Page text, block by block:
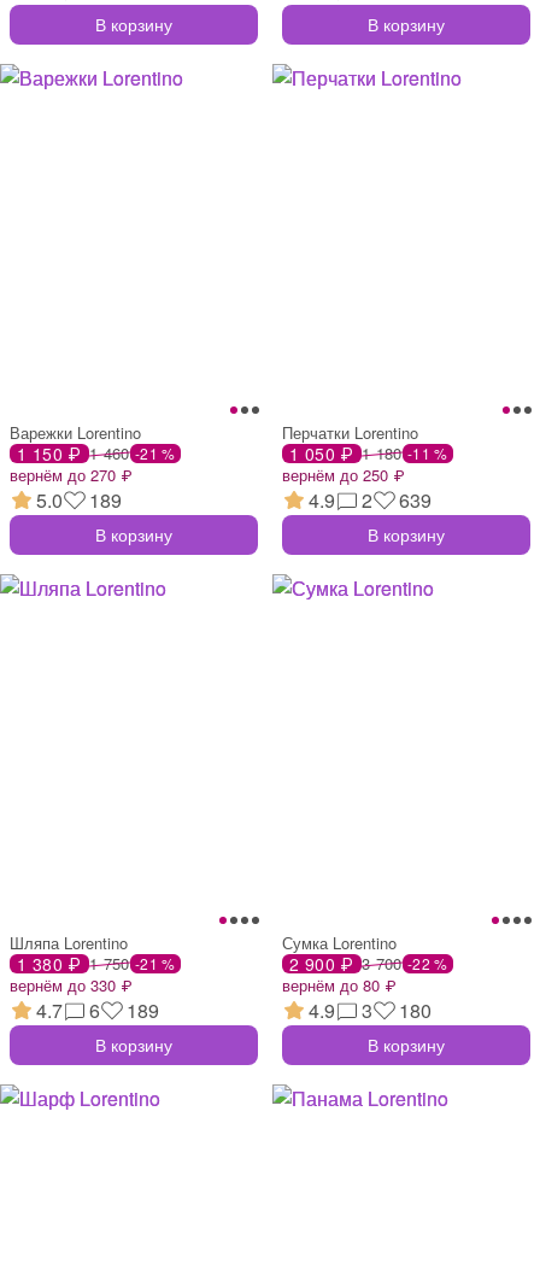
В корзину В корзину
Варежки Lorentino
1 150 ₽ 1 460 -21 %
вернём до 270 ₽
5.0 189
В корзину
Перчатки Lorentino
1 050 ₽ 1 180 -11 %
вернём до 250 ₽
4.9 2 639
В корзину
Шляпа Lorentino
1 380 ₽ 1 750 -21 %
вернём до 330 ₽
4.7 6 189
В корзину
Сумка Lorentino
2 900 ₽ 3 700 -22 %
вернём до 80 ₽
4.9 3 180
В корзину